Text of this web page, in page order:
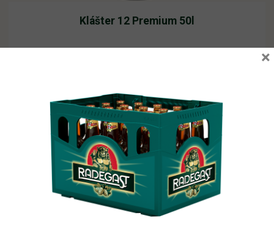
Klášter 12 Premium 50l
Čtěte více
×